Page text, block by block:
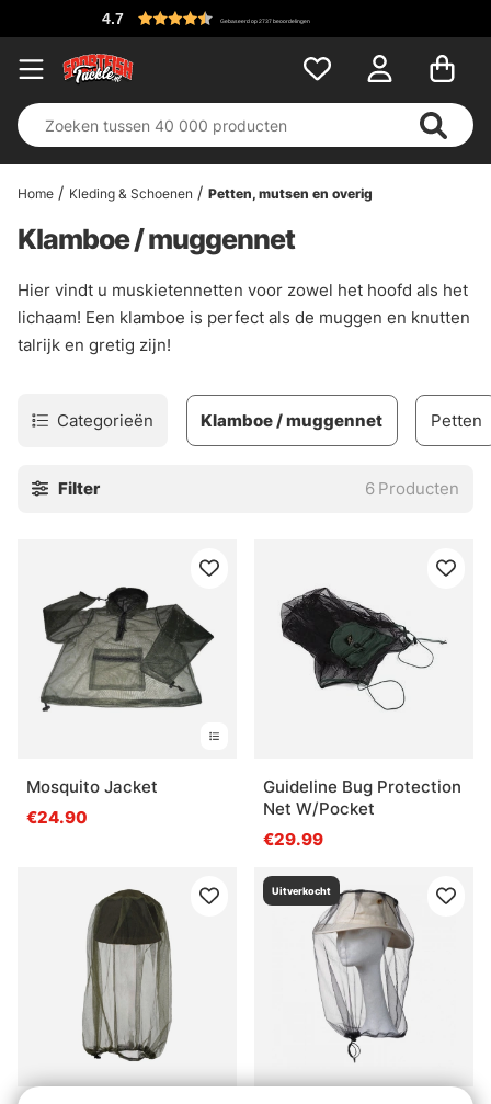
4.7 Gebaseerd op 2737 beoordelingen
Home Kleding & Schoenen Petten, mutsen en overig
Klamboe / muggennet
Hier vindt u muskietennetten voor zowel het hoofd als het
lichaam! Een klamboe is perfect als de muggen en knutten
talrijk en gretig zijn!
Categorieën Petten
Klamboe / muggennet
Filter 6 Producten
Mosquito Jacket
€24.90
Guideline Bug Protection
Net W/Pocket
€29.99
Uitverkocht